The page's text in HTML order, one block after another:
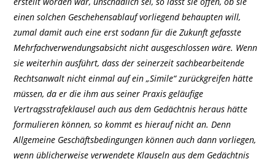
einen solchen Geschehensablauf vorliegend behaupten will,
zumal damit auch eine erst sodann für die Zukunft gefasste
Mehrfachverwendungsabsicht nicht ausgeschlossen wäre. Wenn
sie weiterhin ausführt, dass der seinerzeit sachbearbeitende
Rechtsanwalt nicht einmal auf ein „Simile“ zurückgreifen hätte
müssen, da er die ihm aus seiner Praxis geläufige
Vertragsstrafeklausel auch aus dem Gedächtnis heraus hätte
formulieren können, so kommt es hierauf nicht an. Denn
Allgemeine Geschäftsbedingungen können auch dann vorliegen,
wenn üblicherweise verwendete Klauseln aus dem Gedächtnis